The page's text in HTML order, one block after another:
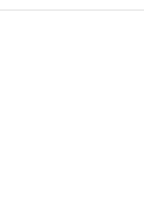
karton)